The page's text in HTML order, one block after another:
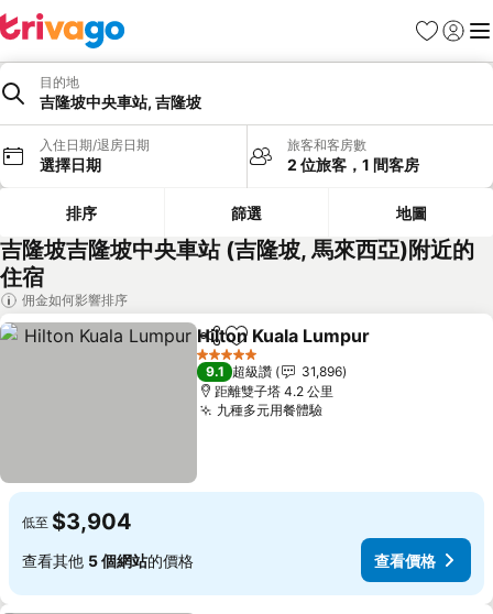
我的最愛
登入 選
目的地
吉隆坡中央車站, 吉隆坡
入住日期/退房日期
選擇日期
旅客和客房數
2 位旅客，1 間客房
排序 篩選 地圖
吉隆坡吉隆坡中央車站 (吉隆坡, 馬來西亞)附近的
住宿
佣金如何影響排序
分享 加入我的最愛
Hilton Kuala Lumpur
5 星級
9.1 超級讚
31,896
距離雙子塔 4.2 公里
九種多元用餐體驗
低至 $3,904
查看其他 5 個網站的價格 查看價格